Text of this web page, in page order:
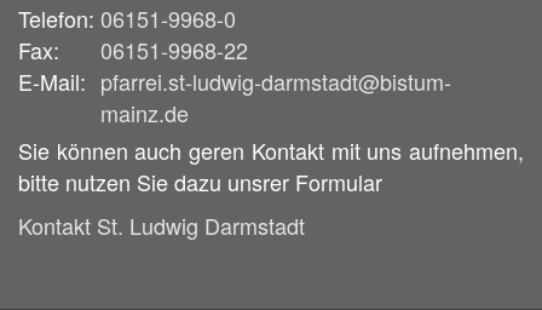
Telefon: 06151-9968-0
Fax:
06151-9968-22
E-Mail: pfarrei.st-ludwig-darmstadt@bistum-
mainz.de
Sie können auch geren Kontakt mit uns aufnehmen,
bitte nutzen Sie dazu unsrer Formular
Kontakt St. Ludwig Darmstadt